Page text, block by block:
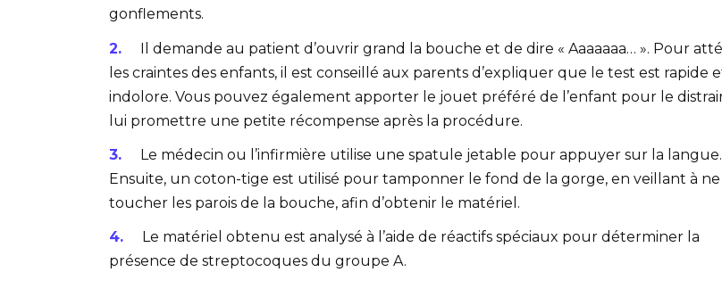
gonflements.
Il demande au patient d’ouvrir grand la bouche et de dire « Aaaaaaa… ». Pour
les craintes des enfants, il est conseillé aux parents d’expliquer que le test est rapide
indolore. Vous pouvez également apporter le jouet préféré de l’enfant pour le
lui promettre une petite récompense après la procédure.
Le médecin ou l’infirmière utilise une spatule jetable pour appuyer sur la langue.
Ensuite, un coton-tige est utilisé pour tamponner le fond de la gorge, en veillant à ne
toucher les parois de la bouche, afin d’obtenir le matériel.
Le matériel obtenu est analysé à l’aide de réactifs spéciaux pour déterminer la
présence de streptocoques du groupe A.